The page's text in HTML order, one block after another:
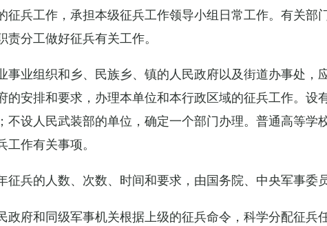
征兵工作，承担本级征兵工作领导小组日常工作。有关部
分工做好征兵有关工作。
事业组织和乡、民族乡、镇的人民政府以及街道办事处，
的安排和要求，办理本单位和本行政区域的征兵工作。设
不设人民武装部的单位，确定一个部门办理。普通高等学
作有关事项。
征兵的人数、次数、时间和要求，由国务院、中央军事委
政府和同级军事机关根据上级的征兵命令，科学分配征兵